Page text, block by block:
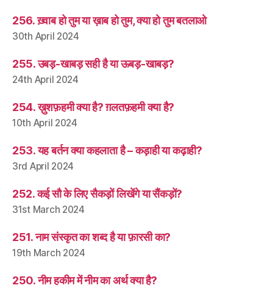
256. ख़्वाब हो तुम या ख़ाब हो तुम, क्या हो तुम बतलाओ
30th April 2024
255. उबड़-खाबड़ सही है या ऊबड़-खाबड़?
24th April 2024
254. ख़ुशफ़हमी क्या है? ग़लतफ़हमी क्या है?
10th April 2024
253. यह बर्तन क्या कहलाता है – कड़ाही या कढ़ाही?
3rd April 2024
252. कई सौ के लिए सैकड़ों लिखेंगे या सैंकड़ों?
31st March 2024
251. नाम संस्कृत का शब्द है या फ़ारसी का?
19th March 2024
250. नीम हकीम में नीम का अर्थ क्या है?